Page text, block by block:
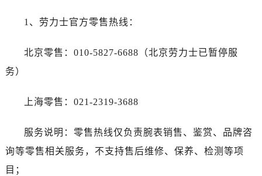
1、劳力士官方零售热线：
北京零售：010-5827-6688（北京劳力士已暂停服
务）
上海零售：021-2319-3688
服务说明：零售热线仅负责腕表销售、鉴赏、品牌咨
询等零售相关服务，不支持售后维修、保养、检测等项
目；